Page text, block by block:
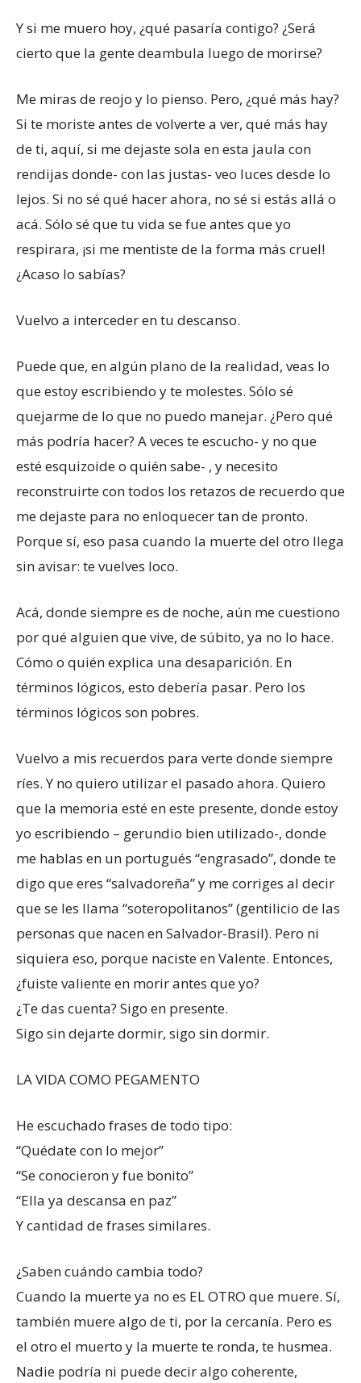
Y si me muero hoy, ¿qué pasaría contigo? ¿Será
cierto que la gente deambula luego de morirse?
Me miras de reojo y lo pienso. Pero, ¿qué más hay?
Si te moriste antes de volverte a ver, qué más hay
de ti, aquí, si me dejaste sola en esta jaula con
rendijas donde- con las justas- veo luces desde lo
lejos. Si no sé qué hacer ahora, no sé si estás allá o
acá. Sólo sé que tu vida se fue antes que yo
respirara, ¡si me mentiste de la forma más cruel!
¿Acaso lo sabías?
Vuelvo a interceder en tu descanso.
Puede que, en algún plano de la realidad, veas lo
que estoy escribiendo y te molestes. Sólo sé
quejarme de lo que no puedo manejar. ¿Pero qué
más podría hacer? A veces te escucho- y no que
esté esquizoide o quién sabe- , y necesito
reconstruirte con todos los retazos de recuerdo que
me dejaste para no enloquecer tan de pronto.
Porque sí, eso pasa cuando la muerte del otro llega
sin avisar: te vuelves loco.
Acá, donde siempre es de noche, aún me cuestiono
por qué alguien que vive, de súbito, ya no lo hace.
Cómo o quién explica una desaparición. En
términos lógicos, esto debería pasar. Pero los
términos lógicos son pobres.
Vuelvo a mis recuerdos para verte donde siempre
ríes. Y no quiero utilizar el pasado ahora. Quiero
que la memoria esté en este presente, donde estoy
yo escribiendo – gerundio bien utilizado-, donde
me hablas en un portugués “engrasado”, donde te
digo que eres “salvadoreña” y me corriges al decir
que se les llama “soteropolitanos” (gentilicio de las
personas que nacen en Salvador-Brasil). Pero ni
siquiera eso, porque naciste en Valente. Entonces,
¿fuiste valiente en morir antes que yo?
¿Te das cuenta? Sigo en presente.
Sigo sin dejarte dormir, sigo sin dormir.
LA VIDA COMO PEGAMENTO
He escuchado frases de todo tipo:
“Quédate con lo mejor”
“Se conocieron y fue bonito”
“Ella ya descansa en paz”
Y cantidad de frases similares.
¿Saben cuándo cambia todo?
Cuando la muerte ya no es EL OTRO que muere. Sí,
también muere algo de ti, por la cercanía. Pero es
el otro el muerto y la muerte te ronda, te husmea.
Nadie podría ni puede decir algo coherente,